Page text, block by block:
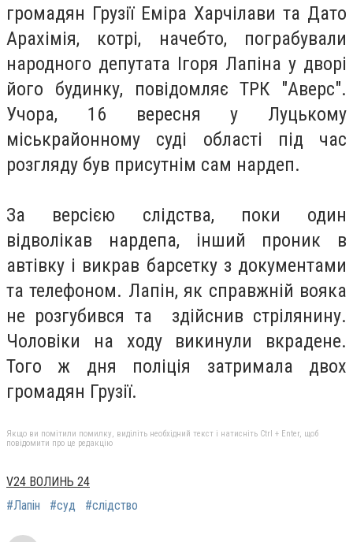
громадян Грузії Еміра Харчілави та Дато
Арахімія, котрі, начебто, пограбували
народного депутата Ігоря Лапіна у дворі
його будинку, повідомляє ТРК "Аверс".
Учора, 16 вересня у Луцькому
міськрайонному суді області під час
розгляду був присутнім сам нардеп.
За версією слідства, поки один
відволікав нардепа, інший проник в
автівку і викрав барсетку з документами
та телефоном. Лапін, як справжній вояка
не розгубився та здійснив стрілянину.
Чоловіки на ходу викинули вкрадене.
Того ж дня поліція затримала двох
громадян Грузії.
Якщо ви помітили помилку, виділіть необхідний текст і натисніть Ctrl + Enter, щоб
повідомити про це редакцію
V24 ВОЛИНЬ 24
#Лапін
#суд #слідство